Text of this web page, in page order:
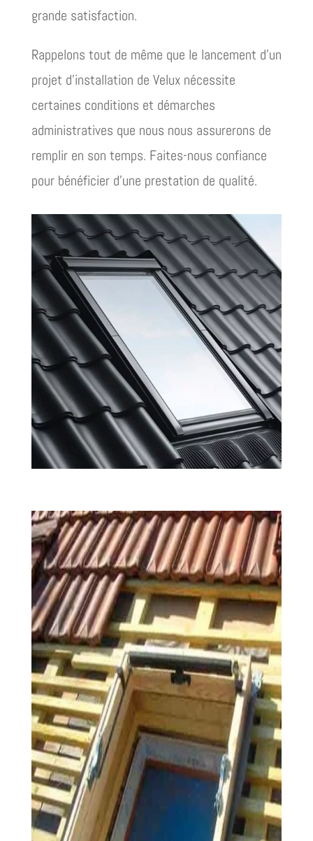
grande satisfaction.
Rappelons tout de même que le lancement d’un
projet d’installation de Velux nécessite
certaines conditions et démarches
administratives que nous nous assurerons de
remplir en son temps. Faites-nous confiance
pour bénéficier d’une prestation de qualité.